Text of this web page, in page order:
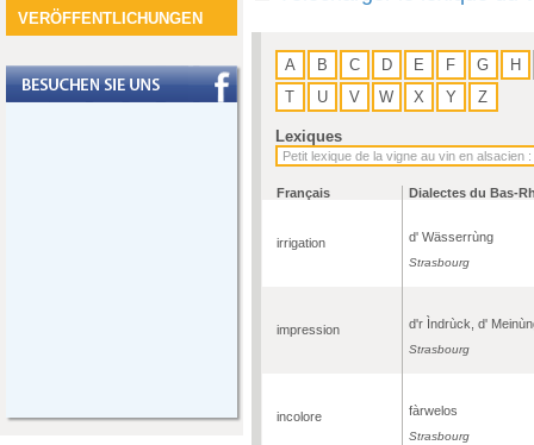
VERÖFFENTLICHUNGEN
A B C D E F G
H
T
U V W X Y Z
Lexiques
Français Dialectes du Bas-
irrigation d' Wässerrùng
Strasbourg
impression d'r Ìndrùck, d'
Strasbourg
incolore fàrwelos
Strasbourg